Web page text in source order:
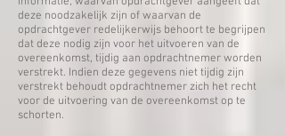
deze noodzakelijk zijn of waarvan de
opdrachtgever redelijkerwijs behoort te begrijpen
dat deze nodig zijn voor het uitvoeren van de
overeenkomst, tijdig aan opdrachtnemer worden
verstrekt. Indien deze gegevens niet tijdig zijn
verstrekt behoudt opdrachtnemer zich het recht
voor de uitvoering van de overeenkomst op te
schorten.